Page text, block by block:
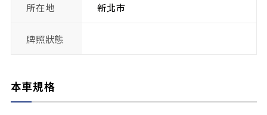
所在地 新北市
牌照狀態
本車規格